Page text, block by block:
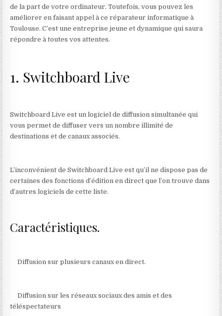
de la part de votre ordinateur. Toutefois, vous pouvez les
améliorer en faisant appel à ce réparateur informatique à
Toulouse. C’est une entreprise jeune et dynamique qui saura
répondre à toutes vos attentes.
1. Switchboard Live
Switchboard Live est un logiciel de diffusion simultanée qui
vous permet de diffuser vers un nombre illimité de
destinations et de canaux associés.
L’inconvénient de Switchboard Live est qu’il ne dispose pas de
certaines des fonctions d’édition en direct que l’on trouve dans
d’autres logiciels de cette liste.
Caractéristiques.
Diffusion sur plusieurs canaux en direct.
Diffusion sur les réseaux sociaux des amis et des
téléspectateurs